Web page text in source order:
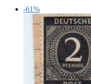
-61%